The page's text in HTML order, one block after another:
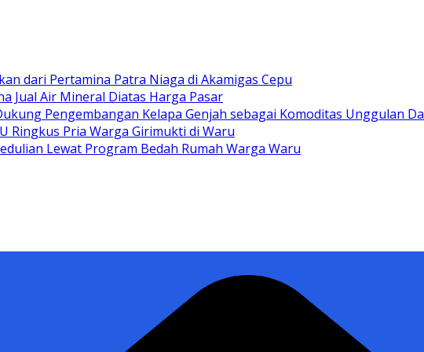
dari Pertamina Patra Niaga di Akamigas Cepu
Jual Air Mineral Diatas Harga Pasar
Pengembangan Kelapa Genjah sebagai Komoditas Unggulan
Ringkus Pria Warga Girimukti di Waru
Lewat Program Bedah Rumah Warga Waru